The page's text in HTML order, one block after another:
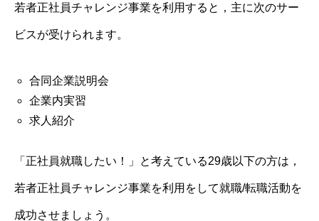
若者正社員チャレンジ事業を利用すると，主に次のサー
ビスが受けられます。
合同企業説明会
企業内実習
求人紹介
「正社員就職したい！」と考えている29歳以下の方は，
若者正社員チャレンジ事業を利用をして就職/転職活動を
成功させましょう。